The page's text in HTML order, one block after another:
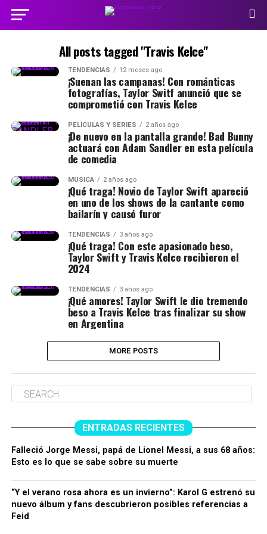
All posts tagged "Travis Kelce"
TENDENCIAS 12 meses ago
¡Suenan las campanas! Con románticas
fotografías, Taylor Switf anunció que se
comprometió con Travis Kelce
PELÍCULAS Y SERIES 2 años ago
¡De nuevo en la pantalla grande! Bad Bunny
actuará con Adam Sandler en esta película
de comedia
MÚSICA 2 años ago
¡Qué traga! Novio de Taylor Swift apareció
en uno de los shows de la cantante como
bailarín y causó furor
TENDENCIAS 3 años ago
¡Qué traga! Con este apasionado beso,
Taylor Swift y Travis Kelce recibieron el
2024
TENDENCIAS 3 años ago
¡Qué amores! Taylor Swift le dio tremendo
beso a Travis Kelce tras finalizar su show
en Argentina
MORE POSTS
ENTRADAS RECIENTES
Falleció Jorge Messi, papá de Lionel Messi, a sus 68 años:
Esto es lo que se sabe sobre su muerte
“Y el verano rosa ahora es un invierno”: Karol G estrenó su
nuevo álbum y fans descubrieron posibles referencias a
Feid